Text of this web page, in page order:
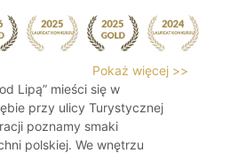
Pokaż więcej >>
Lipą” mieści się w
przy ulicy Turystycznej
poznamy smaki
polskiej. We wnętrzu